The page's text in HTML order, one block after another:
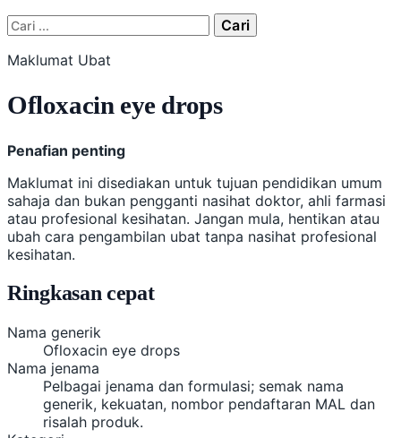
Cari:
Maklumat Ubat
Ofloxacin eye drops
Penafian penting
Maklumat ini disediakan untuk tujuan pendidikan umum
sahaja dan bukan pengganti nasihat doktor, ahli farmasi
atau profesional kesihatan. Jangan mula, hentikan atau
ubah cara pengambilan ubat tanpa nasihat profesional
kesihatan.
Ringkasan cepat
Nama generik
Ofloxacin eye drops
Nama jenama
Pelbagai jenama dan formulasi; semak nama
generik, kekuatan, nombor pendaftaran MAL dan
risalah produk.